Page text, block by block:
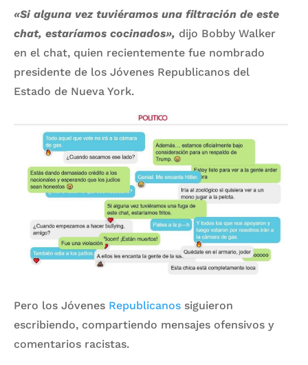
«Si alguna vez tuviéramos una filtración de este
chat, estaríamos cocinados», dijo Bobby Walker
en el chat, quien recientemente fue nombrado
presidente de los Jóvenes Republicanos del
Estado de Nueva York.
Pero los Jóvenes Republicanos siguieron
escribiendo, compartiendo mensajes ofensivos y
comentarios racistas.